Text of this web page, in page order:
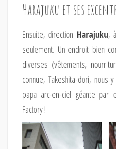
Harajuku et ses
Ensuite, direction Harajuku,
seulement. Un endroit bien
diverses (vêtements,
connue, Takeshita-dori, nous
papa arc-en-ciel géante par
Factory !